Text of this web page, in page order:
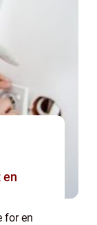
en
for en